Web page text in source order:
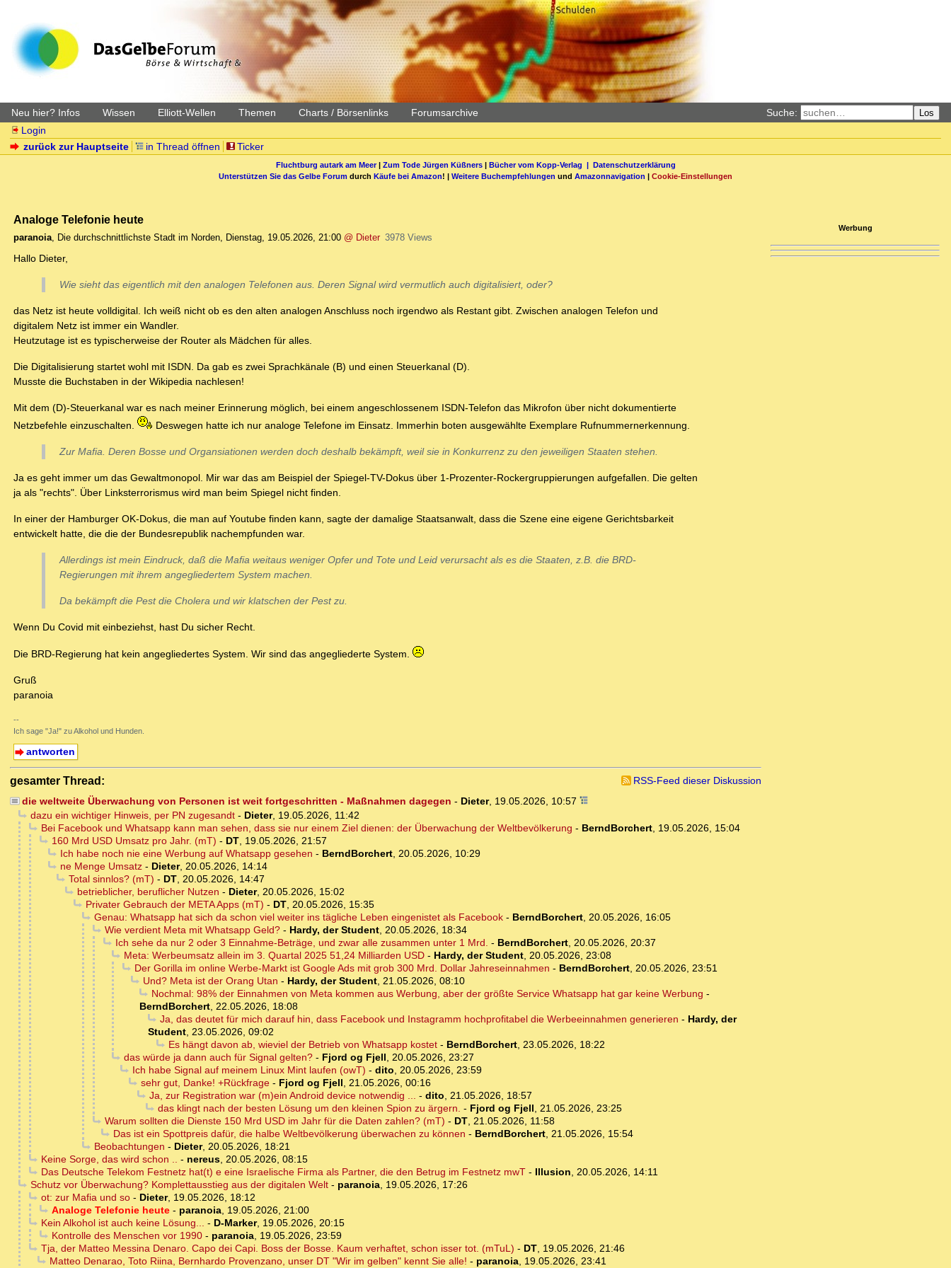
Neu hier? Infos Wissen Elliott-Wellen Themen Charts / Börsenlinks Forumsarchive Suche: Los
Login
zurück zur Hauptseite
in Thread öffnen Ticker
Fluchtburg autark am Meer| Zum Tode Jürgen Küßners| Bücher vom Kopp-Verlag | Datenschutzerklärung
Unterstützen Sie das Gelbe Forum durch Käufe bei Amazon! | Weitere Buchempfehlungen und Amazonnavigation | Cookie-Einstellungen
Analoge Telefonie heute
paranoia, Die durchschnittlichste Stadt im Norden, Dienstag, 19.05.2026, 21:00 @ Dieter 3978 Views
Hallo Dieter,
Wie sieht das eigentlich mit den analogen Telefonen aus. Deren Signal wird vermutlich auch digitalisiert, oder?
das Netz ist heute volldigital. Ich weiß nicht ob es den alten analogen Anschluss noch irgendwo als Restant gibt. Zwischen analogen Telefon und
digitalem Netz ist immer ein Wandler.
Heutzutage ist es typischerweise der Router als Mädchen für alles.
Die Digitalisierung startet wohl mit ISDN. Da gab es zwei Sprachkänale (B) und einen Steuerkanal (D).
Musste die Buchstaben in der Wikipedia nachlesen!
Mit dem (D)-Steuerkanal war es nach meiner Erinnerung möglich, bei einem angeschlossenem ISDN-Telefon das Mikrofon über nicht dokumentierte
Netzbefehle einzuschalten.
Deswegen hatte ich nur analoge Telefone im Einsatz. Immerhin boten ausgewählte Exemplare Rufnummernerkennung.
Zur Mafia. Deren Bosse und Organsiationen werden doch deshalb bekämpft, weil sie in Konkurrenz zu den jeweiligen Staaten stehen.
Ja es geht immer um das Gewaltmonopol. Mir war das am Beispiel der Spiegel-TV-Dokus über 1-Prozenter-Rockergruppierungen aufgefallen. Die gelten
ja als "rechts". Über Linksterrorismus wird man beim Spiegel nicht finden.
In einer der Hamburger OK-Dokus, die man auf Youtube finden kann, sagte der damalige Staatsanwalt, dass die Szene eine eigene Gerichtsbarkeit
entwickelt hatte, die die der Bundesrepublik nachempfunden war.
Allerdings ist mein Eindruck, daß die Mafia weitaus weniger Opfer und Tote und Leid verursacht als es die Staaten, z.B. die BRD-
Regierungen mit ihrem angegliedertem System machen.
Da bekämpft die Pest die Cholera und wir klatschen der Pest zu.
Wenn Du Covid mit einbeziehst, hast Du sicher Recht.
Die BRD-Regierung hat kein angegliedertes System. Wir sind das angegliederte System.
Gruß
paranoia
--
Ich sage "Ja!" zu Alkohol und Hunden.
antworten
gesamter Thread:
RSS-Feed dieser Diskussion
die weltweite Überwachung von Personen ist weit fortgeschritten - Maßnahmen dagegen - Dieter, 19.05.2026, 10:57
dazu ein wichtiger Hinweis, per PN zugesandt- Dieter, 19.05.2026, 11:42
Bei Facebook und Whatsapp kann man sehen, dass sie nur einem Ziel dienen: der Überwachung der Weltbevölkerung - BerndBorchert, 19.05.2026, 15:04
160 Mrd USD Umsatz pro Jahr. (mT) - DT, 19.05.2026, 21:57
Ich habe noch nie eine Werbung auf Whatsapp gesehen - BerndBorchert, 20.05.2026, 10:29
ne Menge Umsatz- Dieter, 20.05.2026, 14:14
Total sinnlos? (mT) - DT, 20.05.2026, 14:47
betrieblicher, beruflicher Nutzen - Dieter, 20.05.2026, 15:02
Privater Gebrauch der META Apps (mT) - DT, 20.05.2026, 15:35
Genau: Whatsapp hat sich da schon viel weiter ins tägliche Leben eingenistet als Facebook- BerndBorchert, 20.05.2026, 16:05
Wie verdient Meta mit Whatsapp Geld?- Hardy, der Student, 20.05.2026, 18:34
Ich sehe da nur 2 oder 3 Einnahme-Beträge, und zwar alle zusammen unter 1 Mrd. - BerndBorchert, 20.05.2026, 20:37
Meta: Werbeumsatz allein im 3. Quartal 2025 51,24 Milliarden USD- Hardy, der Student, 20.05.2026, 23:08
Der Gorilla im online Werbe-Markt ist Google Ads mit grob 300 Mrd. Dollar Jahreseinnahmen - BerndBorchert, 20.05.2026, 23:51
Und? Meta ist der Orang Utan - Hardy, der Student, 21.05.2026, 08:10
Nochmal: 98% der Einnahmen von Meta kommen aus Werbung, aber der größte Service Whatsapp hat gar keine Werbung -
BerndBorchert, 22.05.2026, 18:08
Ja, das deutet für mich darauf hin, dass Facebook und Instagramm hochprofitabel die Werbeeinnahmen generieren - Hardy, der
Student, 23.05.2026, 09:02
Es hängt davon ab, wieviel der Betrieb von Whatsapp kostet- BerndBorchert, 23.05.2026, 18:22
das würde ja dann auch für Signal gelten?- Fjord og Fjell, 20.05.2026, 23:27
Ich habe Signal auf meinem Linux Mint laufen (owT) - dito, 20.05.2026, 23:59
sehr gut, Danke! +Rückfrage- Fjord og Fjell, 21.05.2026, 00:16
Ja, zur Registration war (m)ein Android device notwendig ... - dito, 21.05.2026, 18:57
das klingt nach der besten Lösung um den kleinen Spion zu ärgern. - Fjord og Fjell, 21.05.2026, 23:25
Warum sollten die Dienste 150 Mrd USD im Jahr für die Daten zahlen? (mT) - DT, 21.05.2026, 11:58
Das ist ein Spottpreis dafür, die halbe Weltbevölkerung überwachen zu können - BerndBorchert, 21.05.2026, 15:54
Beobachtungen - Dieter, 20.05.2026, 18:21
Keine Sorge, das wird schon .. - nereus, 20.05.2026, 08:15
Das Deutsche Telekom Festnetz hat(t) e eine Israelische Firma als Partner, die den Betrug im Festnetz mwT- Illusion, 20.05.2026, 14:11
Schutz vor Überwachung? Komplettausstieg aus der digitalen Welt- paranoia, 19.05.2026, 17:26
ot: zur Mafia und so- Dieter, 19.05.2026, 18:12
Analoge Telefonie heute- paranoia, 19.05.2026, 21:00
Kein Alkohol ist auch keine Lösung... - D-Marker, 19.05.2026, 20:15
Kontrolle des Menschen vor 1990- paranoia, 19.05.2026, 23:59
Tja, der Matteo Messina Denaro. Capo dei Capi. Boss der Bosse. Kaum verhaftet, schon isser tot. (mTuL) - DT, 19.05.2026, 21:46
Matteo Denarao, Toto Riina, Bernhardo Provenzano, unser DT "Wir im gelben" kennt Sie alle! - paranoia, 19.05.2026, 23:41
Werbung